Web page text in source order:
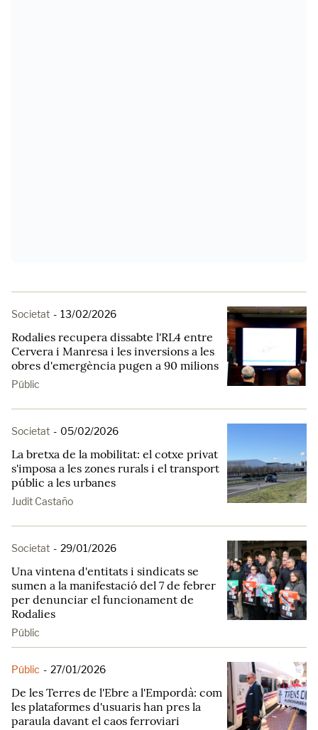
Societat - 13/02/2026
Rodalies recupera dissabte l'RL4 entre
Cervera i Manresa i les inversions a les
obres d'emergència pugen a 90 milions
Públic
Societat - 05/02/2026
La bretxa de la mobilitat: el cotxe privat
s'imposa a les zones rurals i el transport
públic a les urbanes
Judit Castaño
Societat - 29/01/2026
Una vintena d'entitats i sindicats se
sumen a la manifestació del 7 de febrer
per denunciar el funcionament de
Rodalies
Públic
Públic - 27/01/2026
De les Terres de l'Ebre a l'Empordà: com
les plataformes d'usuaris han pres la
paraula davant el caos ferroviari